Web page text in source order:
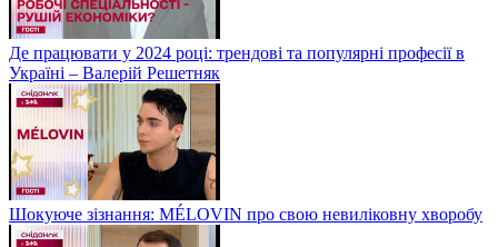
Де працювати у 2024 році: трендові та популярні професії в
Україні – Валерій Решетняк
Шокуюче зізнання: MÉLOVIN про свою невиліковну хворобу